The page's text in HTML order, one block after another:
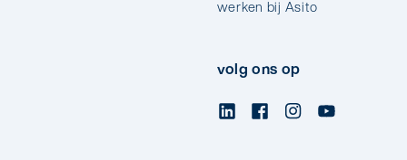
werken bij Asito
volg ons op